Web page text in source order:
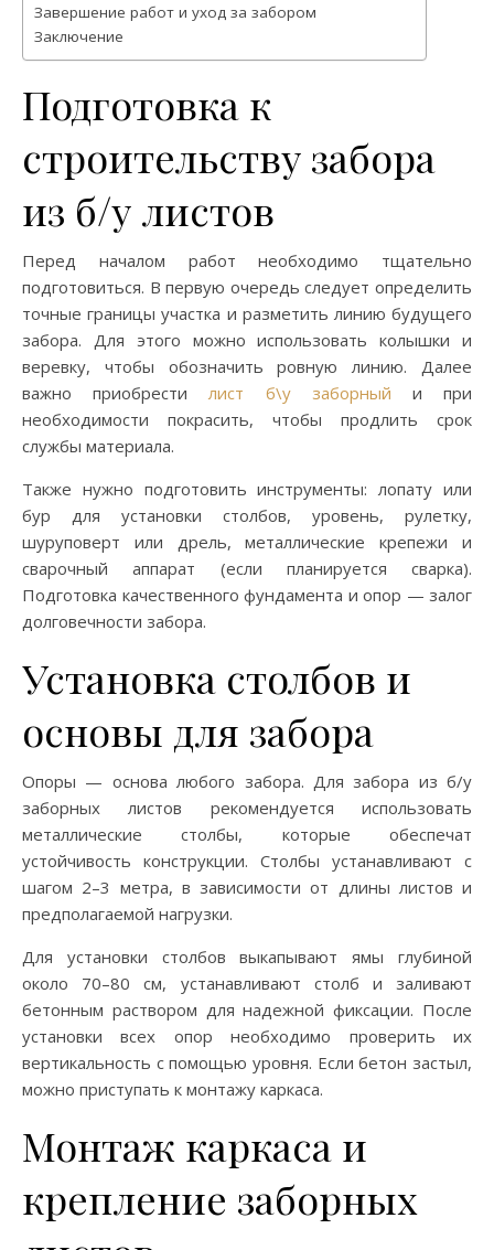
Завершение работ и уход за забором
Заключение
Подготовка к
строительству забора
из б/у листов
Перед началом работ необходимо тщательно
подготовиться. В первую очередь следует определить
точные границы участка и разметить линию будущего
забора. Для этого можно использовать колышки и
веревку, чтобы обозначить ровную линию. Далее
важно приобрести лист б\у заборный и при
необходимости покрасить, чтобы продлить срок
службы материала.
Также нужно подготовить инструменты: лопату или
бур для установки столбов, уровень, рулетку,
шуруповерт или дрель, металлические крепежи и
сварочный аппарат (если планируется сварка).
Подготовка качественного фундамента и опор — залог
долговечности забора.
Установка столбов и
основы для забора
Опоры — основа любого забора. Для забора из б/у
заборных листов рекомендуется использовать
металлические столбы, которые обеспечат
устойчивость конструкции. Столбы устанавливают с
шагом 2–3 метра, в зависимости от длины листов и
предполагаемой нагрузки.
Для установки столбов выкапывают ямы глубиной
около 70–80 см, устанавливают столб и заливают
бетонным раствором для надежной фиксации. После
установки всех опор необходимо проверить их
вертикальность с помощью уровня. Если бетон застыл,
можно приступать к монтажу каркаса.
Монтаж каркаса и
крепление заборных